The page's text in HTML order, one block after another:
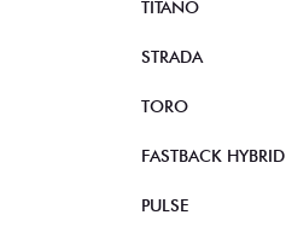
TITANO
STRADA
TORO
FASTBACK HYBRID
PULSE